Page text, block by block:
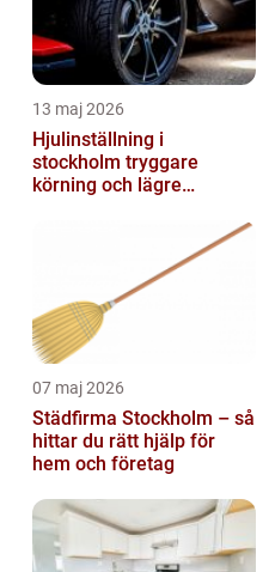
13 maj 2026
Hjulinställning i
stockholm tryggare
körning och lägre
07 maj 2026
Städfirma Stockholm – så
hittar du rätt hjälp för
hem och företag